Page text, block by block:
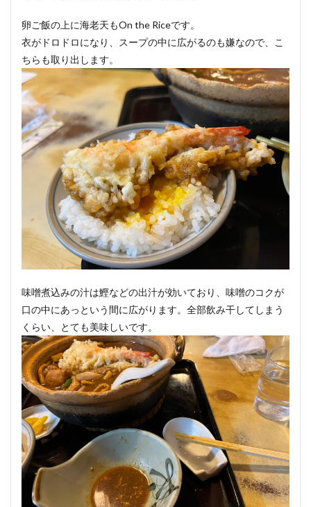
卵ご飯の上に海老天もOn the Riceです。
衣がドロドロになり、スープの中に広がるのも嫌なので、こ
ちらも取り出します。
味噌煮込みの汁は鰹などの出汁が効いており、味噌のコクが
口の中にあっという間に広がります。全部飲み干してしまう
くらい、とても美味しいです。